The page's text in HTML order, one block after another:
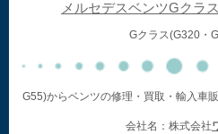
メルセデスベンツGクラ
Gクラス(G320・
G55)からベンツの修理・買取・輸入車
会社名：株式会社